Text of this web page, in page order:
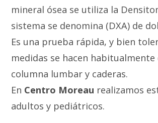
mineral ósea se utiliza la
sistema se denomina (DXA) de
Es una prueba rápida, y bien
medidas se hacen habitualmente
columna lumbar y caderas.
En Centro Moreau realizamos
adultos y pediátricos.